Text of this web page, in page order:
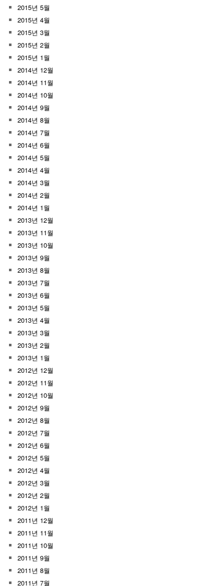
2015년 5월
2015년 4월
2015년 3월
2015년 2월
2015년 1월
2014년 12월
2014년 11월
2014년 10월
2014년 9월
2014년 8월
2014년 7월
2014년 6월
2014년 5월
2014년 4월
2014년 3월
2014년 2월
2014년 1월
2013년 12월
2013년 11월
2013년 10월
2013년 9월
2013년 8월
2013년 7월
2013년 6월
2013년 5월
2013년 4월
2013년 3월
2013년 2월
2013년 1월
2012년 12월
2012년 11월
2012년 10월
2012년 9월
2012년 8월
2012년 7월
2012년 6월
2012년 5월
2012년 4월
2012년 3월
2012년 2월
2012년 1월
2011년 12월
2011년 11월
2011년 10월
2011년 9월
2011년 8월
2011년 7월